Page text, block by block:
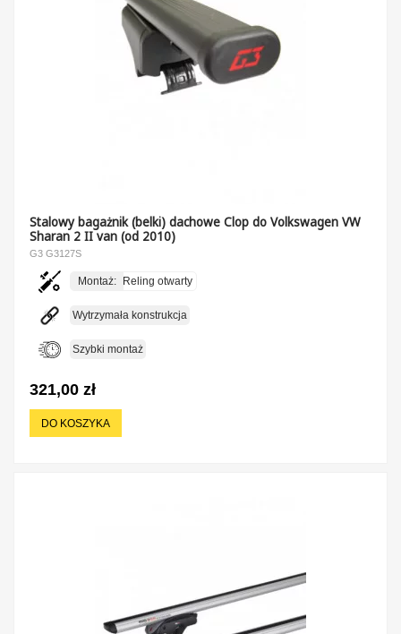
Stalowy bagażnik (belki) dachowe Clop do Volkswagen VW
Sharan 2 II van (od 2010)
G3 G3127S
Montaż: Reling otwarty
Wytrzymała konstrukcja
Szybki montaż
321,00 zł
DO KOSZYKA